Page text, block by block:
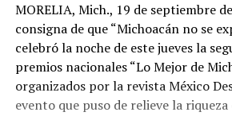
MORELIA, Mich., 19 de septiembre
consigna de que “Michoacán no se
celebró la noche de este jueves la
premios nacionales “Lo Mejor de
organizados por la revista México
evento que puso de relieve la